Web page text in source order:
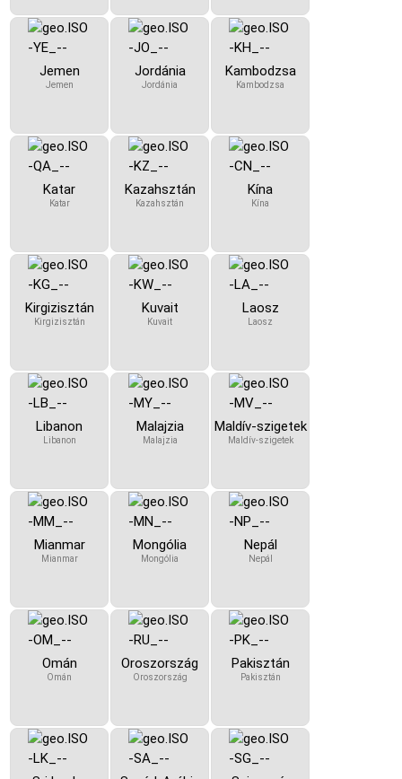
Jemen
Jemen
Jordánia
Jordánia
Kambodzsa
Kambodzsa
Katar
Katar
Kazahsztán
Kazahsztán
Kína
Kína
Kirgizisztán
Kirgizisztán
Kuvait
Kuvait
Laosz
Laosz
Libanon
Libanon
Malajzia
Malajzia
Maldív-szigetek
Maldív-szigetek
Mianmar
Mianmar
Mongólia
Mongólia
Nepál
Nepál
Omán
Omán
Oroszország
Oroszország
Pakisztán
Pakisztán